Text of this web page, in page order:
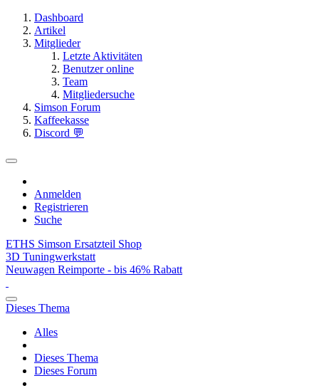
Dashboard
Artikel
Mitglieder
Letzte Aktivitäten
Benutzer online
Team
Mitgliedersuche
Simson Forum
Kaffeekasse
Discord 💬
Anmelden
Registrieren
Suche
ETHS Simson Ersatzteil Shop
3D Tuningwerkstatt
Neuwagen Reimporte - bis 46% Rabatt
Dieses Thema
Alles
Dieses Thema
Dieses Forum